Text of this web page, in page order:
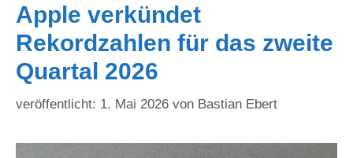
Apple verkündet
Rekordzahlen für das zweite
Quartal 2026
1. Mai 2026 von Bastian Ebert